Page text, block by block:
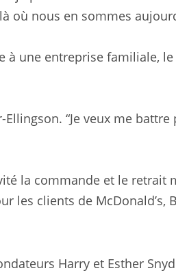
où nous en sommes
une entreprise familiale, le
“Je veux me
la commande et le retrait
clients de McDonald’s,